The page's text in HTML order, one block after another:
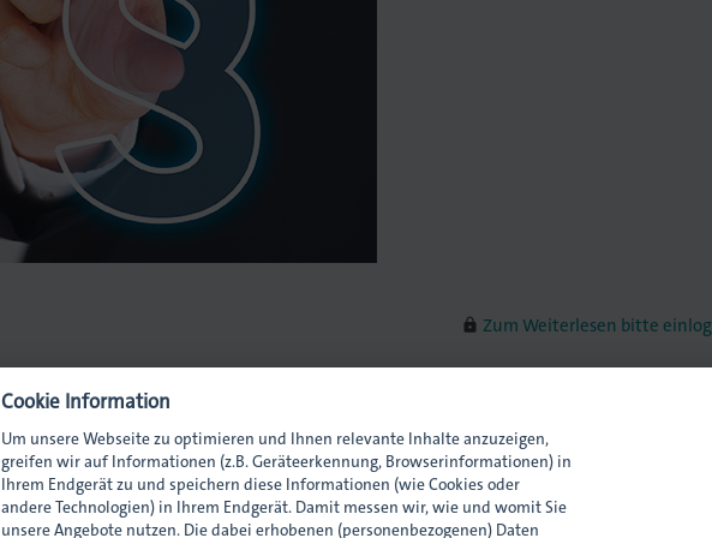
lock Zum Weiterlesen bitte
Ansprechpartnerin
Cookie Information
Um unsere Webseite zu optimieren und Ihnen relevante Inhalte anzuzeigen,
greifen wir auf Informationen (z.B. Geräteerkennung, Browserinformationen) in
Ihrem Endgerät zu und speichern diese Informationen (wie Cookies oder
andere Technologien) in Ihrem Endgerät. Damit messen wir, wie und womit Sie
unsere Angebote nutzen. Die dabei erhobenen (personenbezogenen) Daten